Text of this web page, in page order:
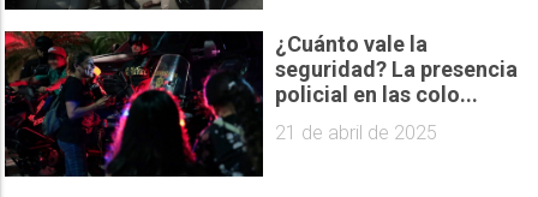
¿Cuánto vale la
seguridad? La presencia
policial en las colo...
21 de abril de 2025